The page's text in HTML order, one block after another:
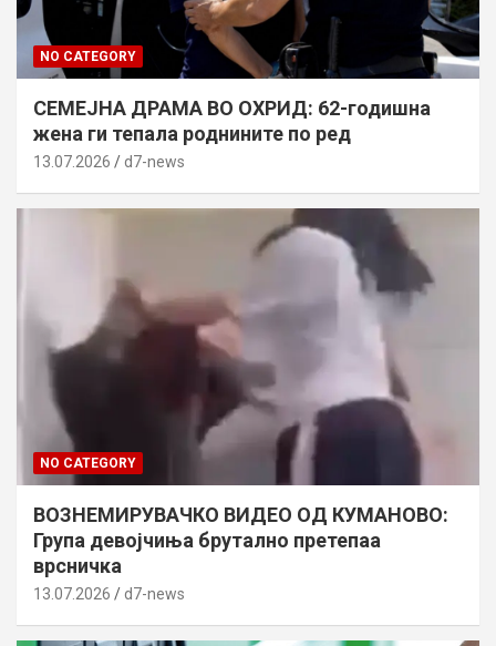
NO CATEGORY
СЕМЕЈНА ДРАМА ВО ОХРИД: 62-годишна
жена ги тепала роднините по ред
13.07.2026 d7-news
NO CATEGORY
ВОЗНЕМИРУВАЧКО ВИДЕО ОД КУМАНОВО:
Група девојчиња брутално претепаа
врсничка
13.07.2026 d7-news